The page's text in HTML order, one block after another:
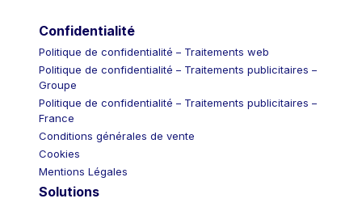
Confidentialité
Politique de confidentialité – Traitements web
Politique de confidentialité – Traitements publicitaires –
Groupe
Politique de confidentialité – Traitements publicitaires –
France
Conditions générales de vente
Cookies
Mentions Légales
Solutions